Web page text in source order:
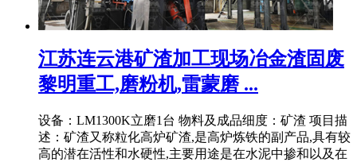
江苏连云港矿渣加工现场冶金渣固废
黎明重工,磨粉机,雷蒙磨 ...
设备：LM1300K立磨1台 物料及成品细度：矿渣 项目描
述：矿渣又称粒化高炉矿渣,是高炉炼铁的副产品,具有较
高的潜在活性和水硬性,主要用途是在水泥中掺和以及在